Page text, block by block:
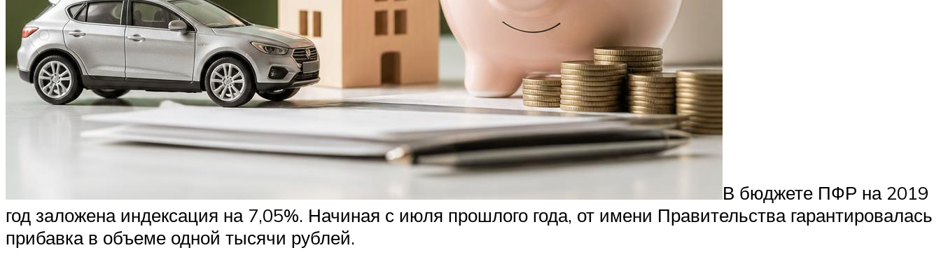
В бюджете ПФР на 2019
год заложена индексация на 7,05%. Начиная с июля прошлого года, от имени Правительства гарантировалась
прибавка в объеме одной тысячи рублей.